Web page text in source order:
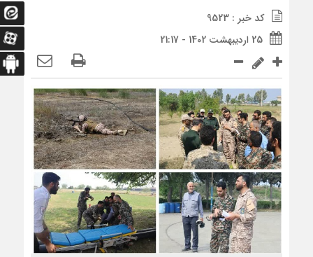
کد خبر : 9523
25 اردیبهشت 1402 - 21:17